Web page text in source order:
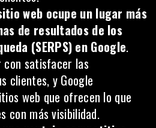
web ocupe un lugar más
de resultados de los
(SERPS) en Google.
con satisfacer las
clientes, y Google
web que ofrecen lo que
con más visibilidad.